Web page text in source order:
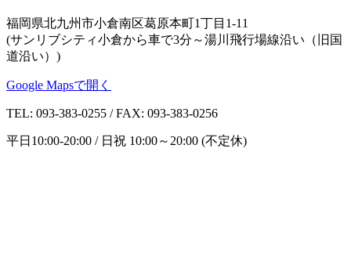
福岡県北九州市小倉南区葛原本町1丁目1-11
(サンリブシティ小倉から車で3分～湯川飛行場線沿い（旧国
道沿い）)
Google Mapsで開く
TEL: 093-383-0255 / FAX: 093-383-0256
平日10:00-20:00 / 日祝 10:00～20:00 (不定休)